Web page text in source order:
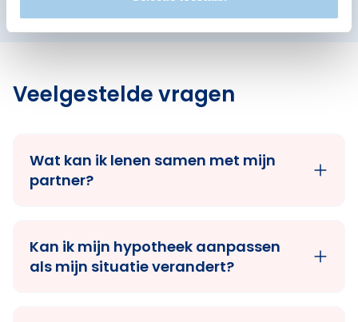
Veelgestelde vragen
Wat kan ik lenen samen met mijn
partner?
Kan ik mijn hypotheek aanpassen
als mijn situatie verandert?